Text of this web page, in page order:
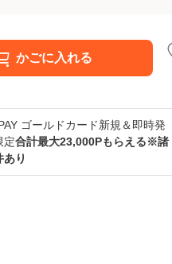
かごに入れる
ゴールドカード新規＆即時発
定合計最大23,000Pもらえる※諸
あり